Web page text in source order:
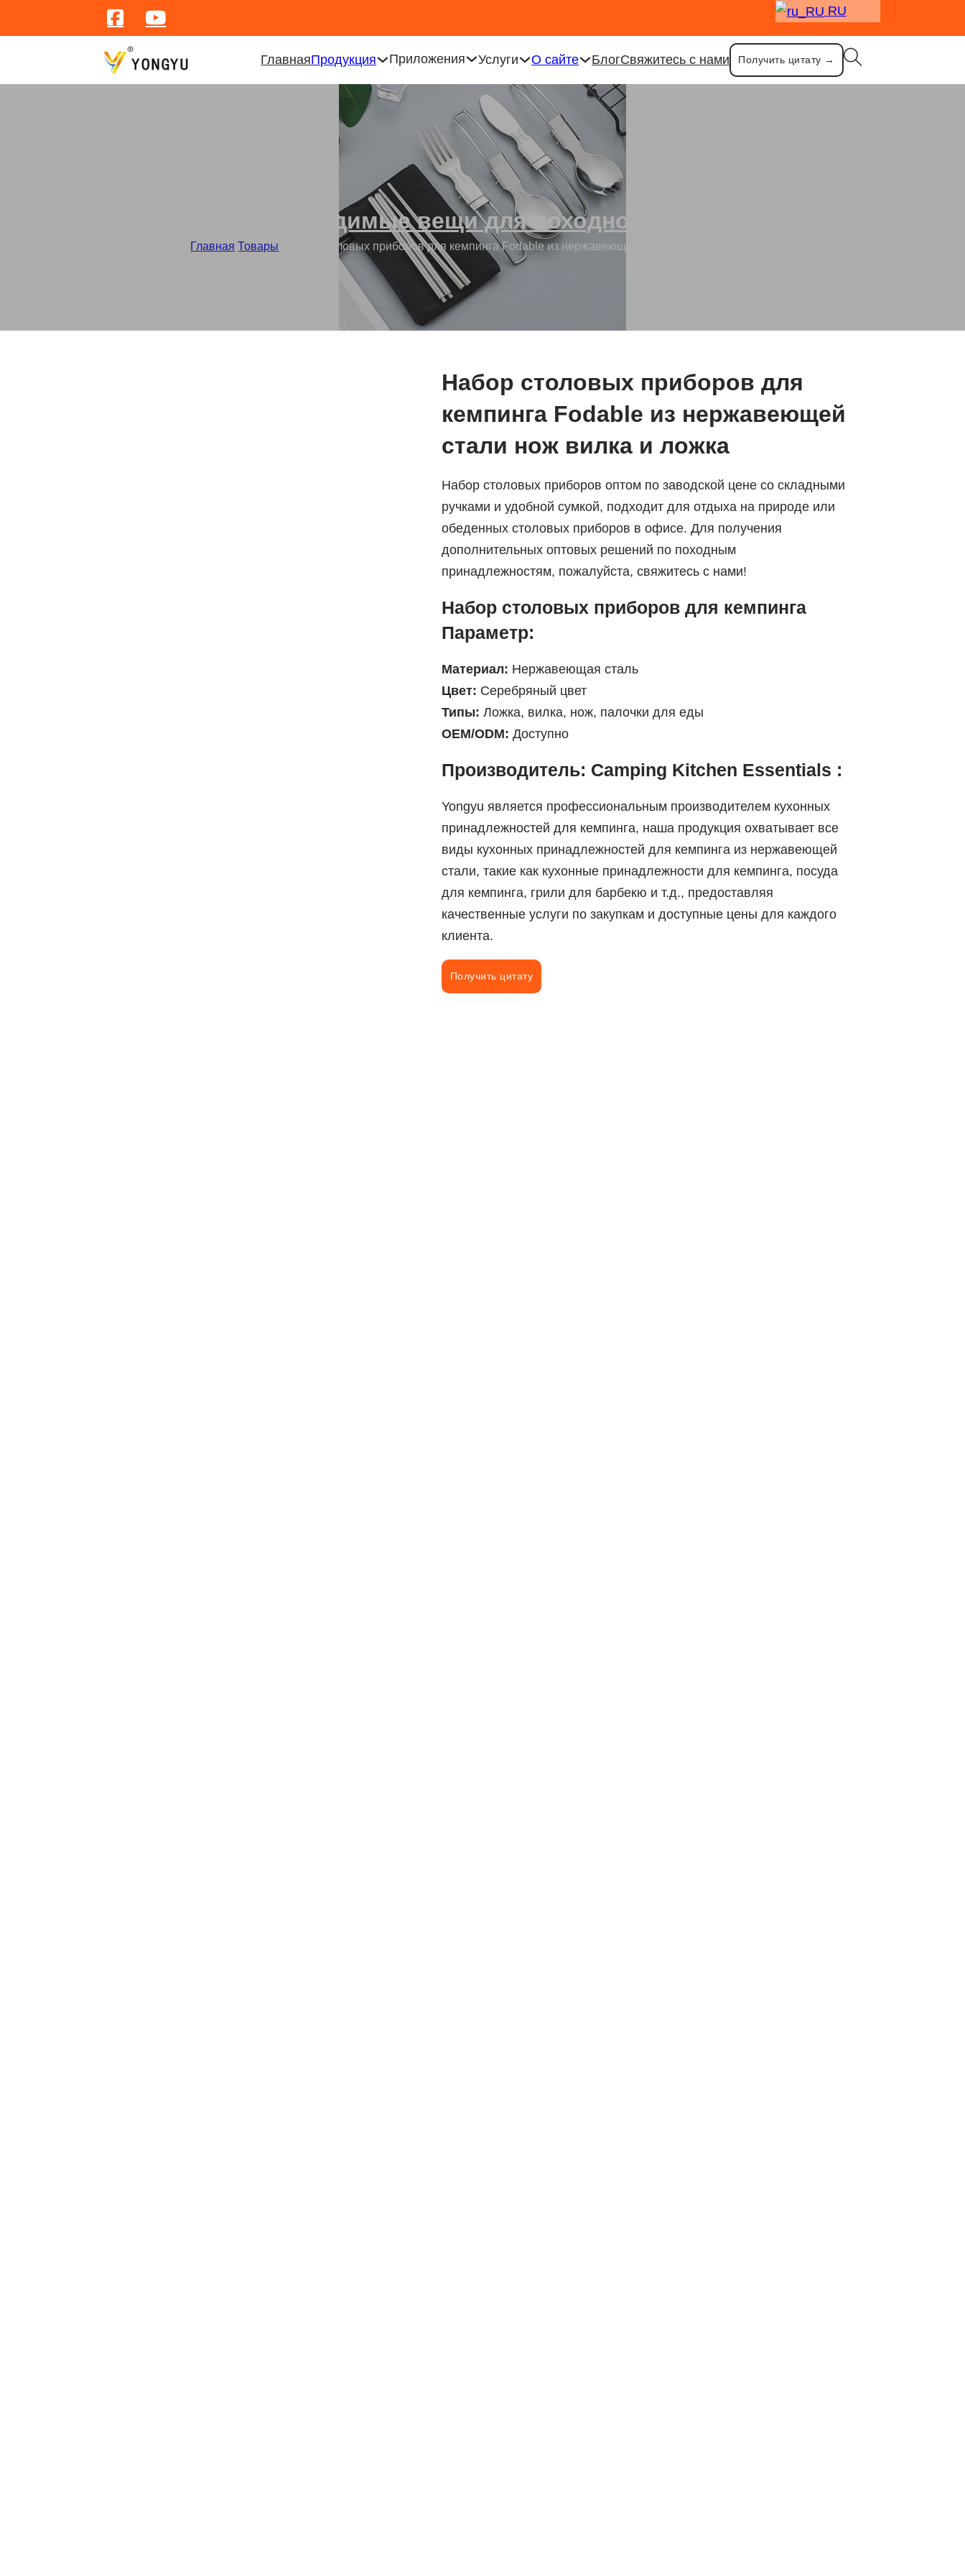
RU
ГлавнаяПродукция Приложения Услуги О сайте БлогСвяжитесь с нами Получить цитату →
Необходимые вещи для походной кухни
Главная /Товары Набор столовых приборов для кемпинга Fodable из нержавеющей стали нож вилка и ложка
Набор столовых приборов для
кемпинга Fodable из нержавеющей
стали нож вилка и ложка
Набор столовых приборов оптом по заводской цене со складными
ручками и удобной сумкой, подходит для отдыха на природе или
обеденных столовых приборов в офисе. Для получения
дополнительных оптовых решений по походным
принадлежностям, пожалуйста, свяжитесь с нами!
Набор столовых приборов для кемпинга
Параметр:
Материал: Нержавеющая сталь
Цвет: Серебряный цвет
Типы: Ложка, вилка, нож, палочки для еды
OEM/ODM: Доступно
Производитель: Camping Kitchen Essentials :
Yongyu является профессиональным производителем кухонных
принадлежностей для кемпинга, наша продукция охватывает все
виды кухонных принадлежностей для кемпинга из нержавеющей
стали, такие как кухонные принадлежности для кемпинга, посуда
для кемпинга, грили для барбекю и т.д., предоставляя
качественные услуги по закупкам и доступные цены для каждого
клиента.
Получить цитату